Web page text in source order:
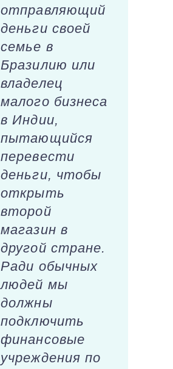
отправляющий
деньги своей
семье в
Бразилию или
владелец
малого бизнеса
в Индии,
пытающийся
перевести
деньги, чтобы
открыть
второй
магазин в
другой стране.
Ради обычных
людей мы
должны
подключить
финансовые
учреждения по